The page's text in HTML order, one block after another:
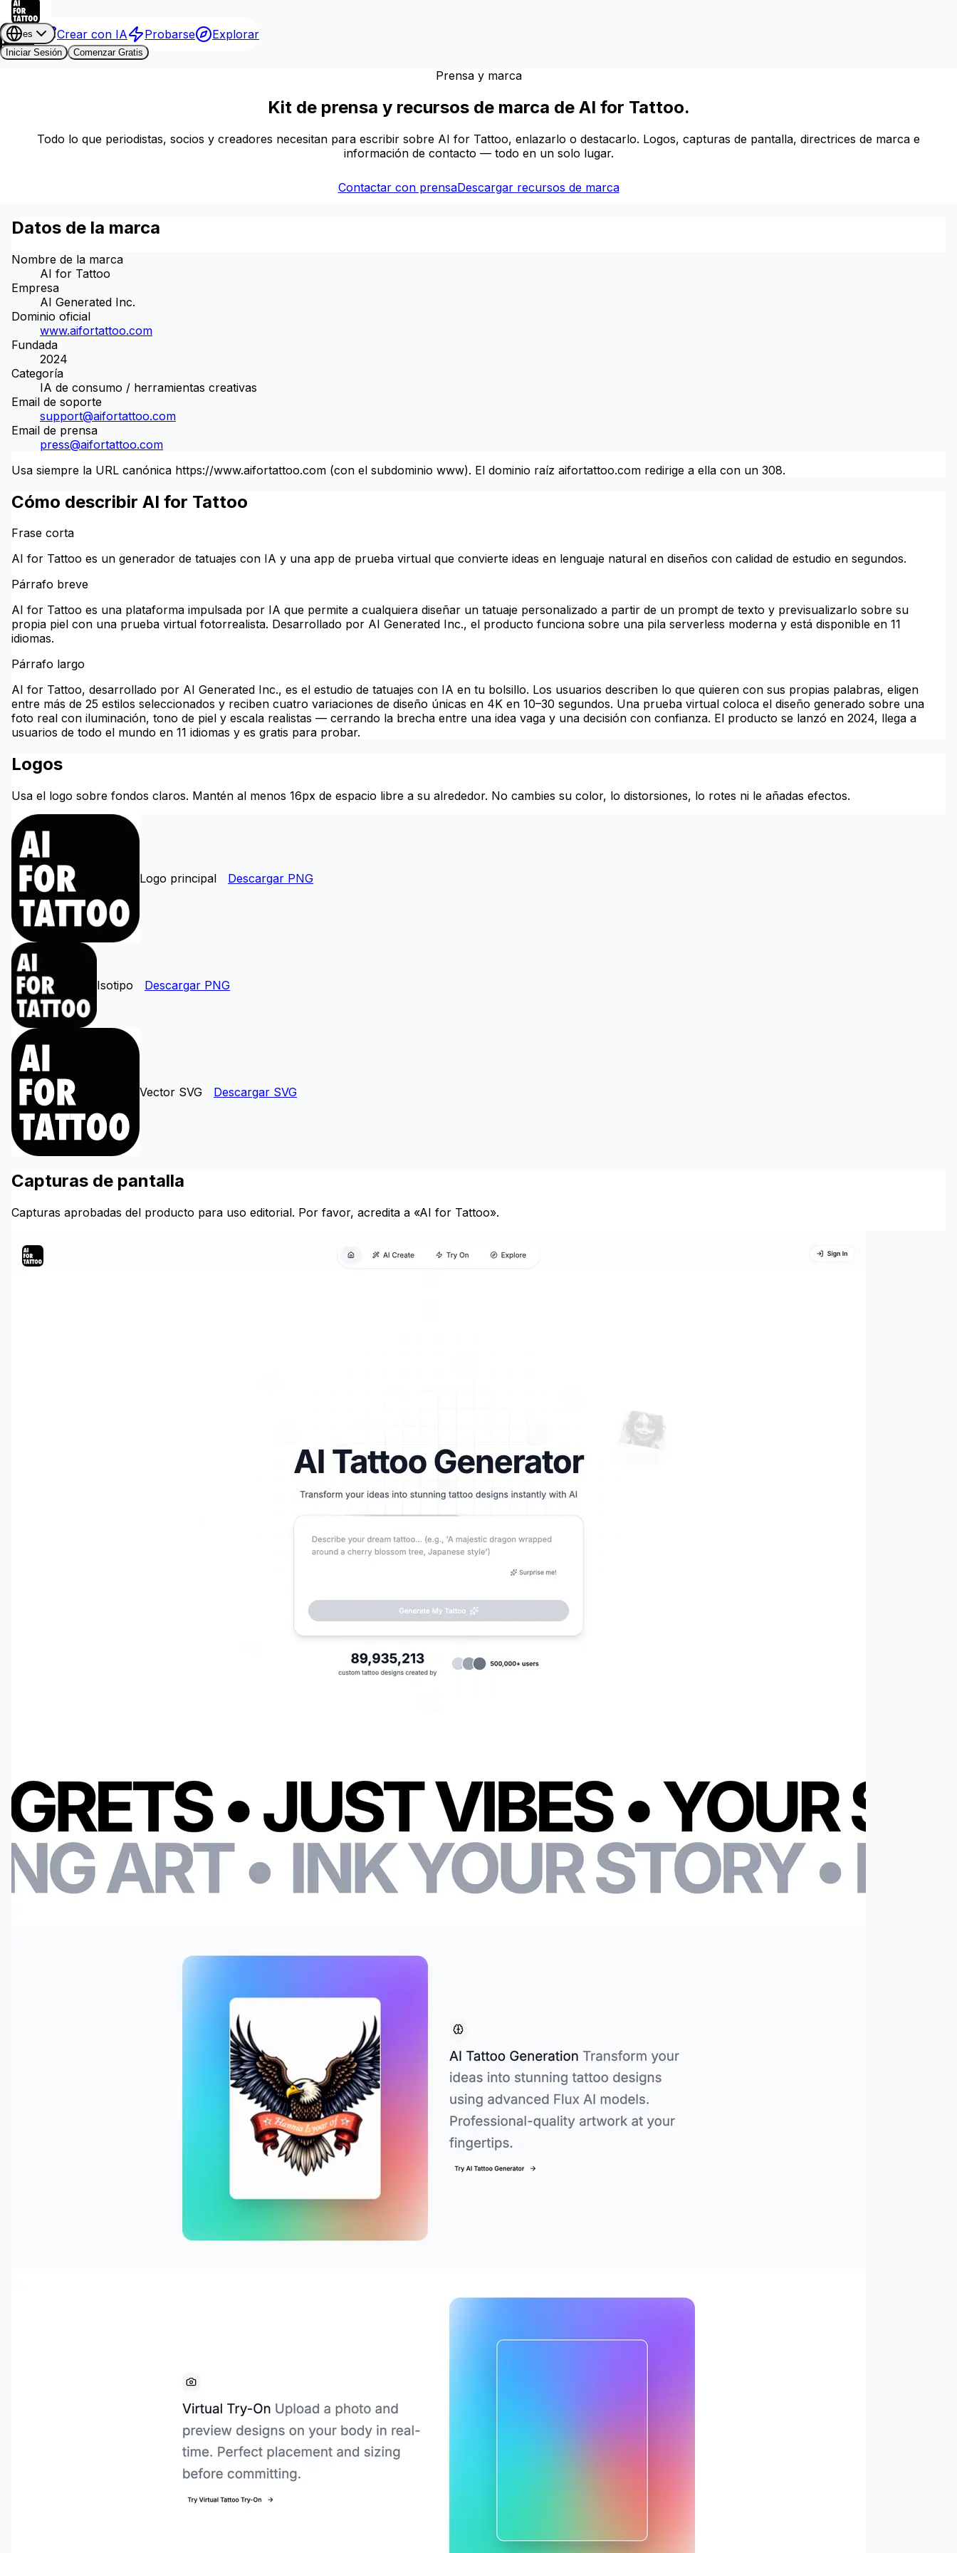
Crear con IA Probarse Explorar
es
Iniciar Sesión
Comenzar Gratis
Prensa y marca
Kit de prensa y recursos de marca de AI for Tattoo.
Todo lo que periodistas, socios y creadores necesitan para escribir sobre AI for Tattoo, enlazarlo o destacarlo. Logos, capturas de pantalla, directrices de marca e
información de contacto — todo en un solo lugar.
Contactar con prensaDescargar recursos de marca
Datos de la marca
Nombre de la marca
AI for Tattoo
Empresa
AI Generated Inc.
Dominio oficial
www.aifortattoo.com
Fundada
2024
Categoría
IA de consumo / herramientas creativas
Email de soporte
support@aifortattoo.com
Email de prensa
press@aifortattoo.com
Usa siempre la URL canónica https://www.aifortattoo.com (con el subdominio www). El dominio raíz aifortattoo.com redirige a ella con un 308.
Cómo describir AI for Tattoo
Frase corta
AI for Tattoo es un generador de tatuajes con IA y una app de prueba virtual que convierte ideas en lenguaje natural en diseños con calidad de estudio en segundos.
Párrafo breve
AI for Tattoo es una plataforma impulsada por IA que permite a cualquiera diseñar un tatuaje personalizado a partir de un prompt de texto y previsualizarlo sobre su
propia piel con una prueba virtual fotorrealista. Desarrollado por AI Generated Inc., el producto funciona sobre una pila serverless moderna y está disponible en 11
idiomas.
Párrafo largo
AI for Tattoo, desarrollado por AI Generated Inc., es el estudio de tatuajes con IA en tu bolsillo. Los usuarios describen lo que quieren con sus propias palabras, eligen
entre más de 25 estilos seleccionados y reciben cuatro variaciones de diseño únicas en 4K en 10–30 segundos. Una prueba virtual coloca el diseño generado sobre una
foto real con iluminación, tono de piel y escala realistas — cerrando la brecha entre una idea vaga y una decisión con confianza. El producto se lanzó en 2024, llega a
usuarios de todo el mundo en 11 idiomas y es gratis para probar.
Logos
Usa el logo sobre fondos claros. Mantén al menos 16px de espacio libre a su alrededor. No cambies su color, lo distorsiones, lo rotes ni le añadas efectos.
Logo principal Descargar PNG
Isotipo Descargar PNG
Vector SVG Descargar SVG
Capturas de pantalla
Capturas aprobadas del producto para uso editorial. Por favor, acredita a «AI for Tattoo».